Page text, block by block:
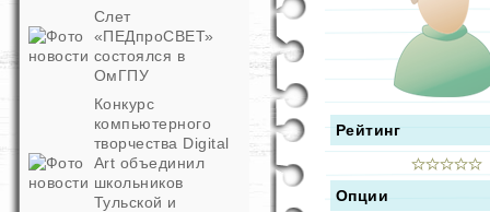
Слет
«ПЕДпроСВЕТ»
состоялся в
ОмГПУ
Конкурс
компьютерного
творчества Digital
Art объединил
школьников
Тульской и
Рейтинг
Опции